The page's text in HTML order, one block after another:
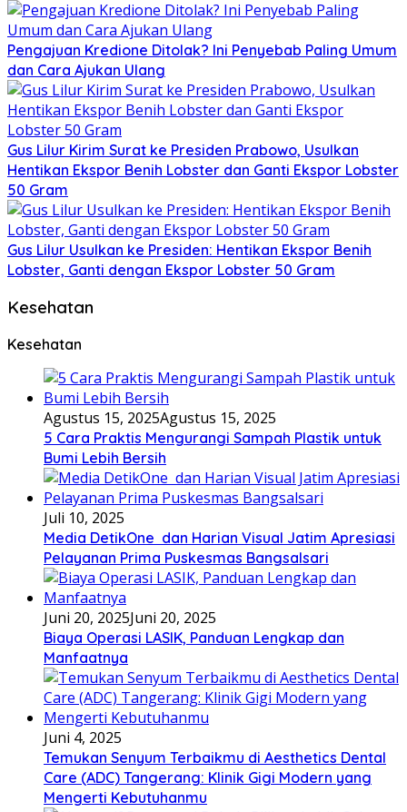
Pengajuan Kredione Ditolak? Ini Penyebab Paling Umum
dan Cara Ajukan Ulang
Gus Lilur Kirim Surat ke Presiden Prabowo, Usulkan
Hentikan Ekspor Benih Lobster dan Ganti Ekspor Lobster
50 Gram
Gus Lilur Usulkan ke Presiden: Hentikan Ekspor Benih
Lobster, Ganti dengan Ekspor Lobster 50 Gram
Kesehatan
Kesehatan
Agustus 15, 2025Agustus 15, 2025
5 Cara Praktis Mengurangi Sampah Plastik untuk
Bumi Lebih Bersih
Juli 10, 2025
Media DetikOne dan Harian Visual Jatim Apresiasi
Pelayanan Prima Puskesmas Bangsalsari
Juni 20, 2025Juni 20, 2025
Biaya Operasi LASIK, Panduan Lengkap dan
Manfaatnya
Juni 4, 2025
Temukan Senyum Terbaikmu di Aesthetics Dental
Care (ADC) Tangerang: Klinik Gigi Modern yang
Mengerti Kebutuhanmu